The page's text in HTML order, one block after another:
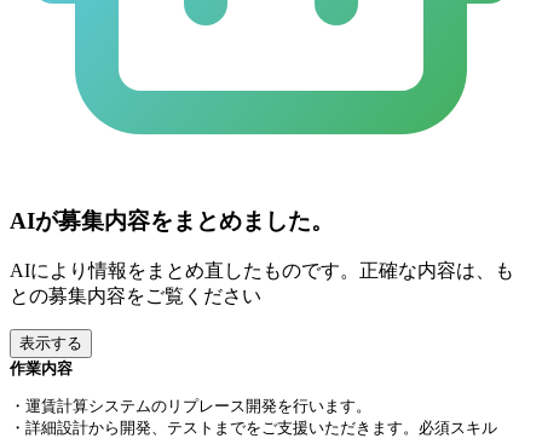
AIが募集内容をまとめました。
AIにより情報をまとめ直したものです。正確な内容は、も
との募集内容をご覧ください
表示する
作業内容
・運賃計算システムのリプレース開発を行います。
・詳細設計から開発、テストまでをご支援いただきます。必須スキル